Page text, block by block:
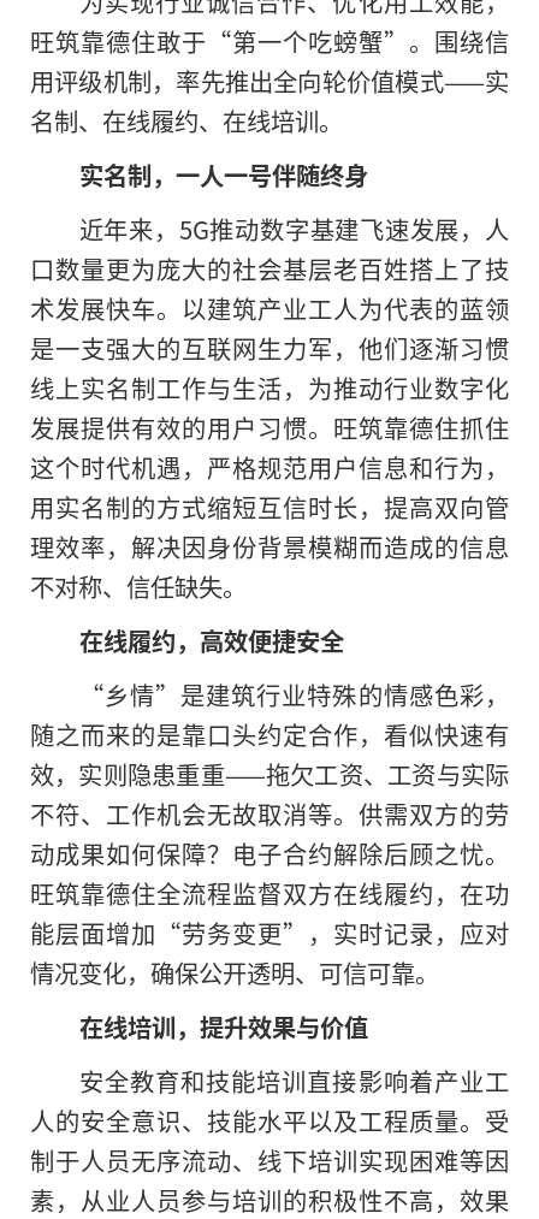
旺筑靠德住敢于“第一个吃螃蟹”。围绕信
用评级机制，率先推出全向轮价值模式——实
名制、在线履约、在线培训。
实名制，一人一号伴随终身
近年来， 5G推动数字基建飞速发展，人
口数量更为庞大的社会基层老百姓搭上了技
术发展快车。以建筑产业工人为代表的蓝领
是一支强大的互联网生力军，他们逐渐习惯
线上实名制工作与生活，为推动行业数字化
发展提供有效的用户习惯。旺筑靠德住抓住
这个时代机遇，严格规范用户信息和行为，
用实名制的方式缩短互信时长，提高双向管
理效率，解决因身份背景模糊而造成的信息
不对称、信任缺失。
在线履约，高效便捷安全
“乡情”是建筑行业特殊的情感色彩，
随之而来的是靠口头约定合作，看似快速有
效，实则隐患重重——拖欠工资、工资与实际
不符、工作机会无故取消等。供需双方的劳
动成果如何保障？电子合约解除后顾之忧。
旺筑靠德住全流程监督双方在线履约，在功
能层面增加“劳务变更”，实时记录，应对
情况变化，确保公开透明、可信可靠。
在线培训，提升效果与价值
安全教育和技能培训直接影响着产业工
人的安全意识、技能水平以及工程质量。受
制于人员无序流动、线下培训实现困难等因
素，从业人员参与培训的积极性不高，效果